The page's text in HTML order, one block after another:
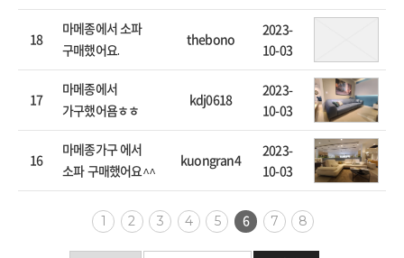
18
마메종에서 소파
구매했어요.
thebono
2023-
10-03
17
마메종에서
가구했어욤ㅎㅎ
kdj0618
2023-
10-03
16
마메종가구 에서
소파 구매했어요^^
kuongran4
2023-
10-03
1 2 3 4 5 6 7 8